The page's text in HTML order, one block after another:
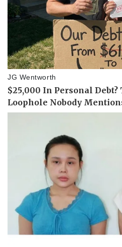
Lịch thi đấu bóng đá
Thế giới thể thao
Hậu trường